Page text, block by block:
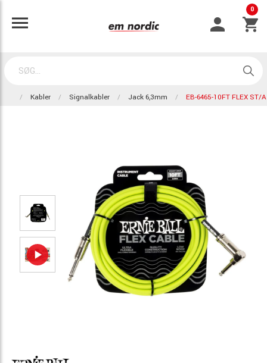
0
Kabler Signalkabler Jack 6,3mm EB-6465-10FT FLEX ST/